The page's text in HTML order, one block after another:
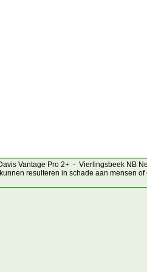
Vantage Pro 2+ - Vierlingsbeek NB
resulteren in schade aan mensen